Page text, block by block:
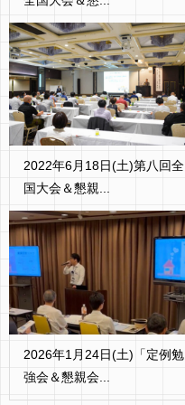
2022年6月18日(土)第八回全
国大会＆懇親...
2026年1月24日(土)「定例勉
強会＆懇親会...